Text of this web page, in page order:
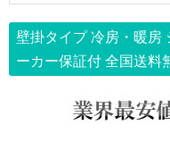
壁掛タイプ 冷房・暖房
ーカー保証付 全国送料